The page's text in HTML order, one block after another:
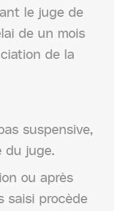
le juge de
de un mois
de la
suspensive,
du juge.
ou après
saisi procède